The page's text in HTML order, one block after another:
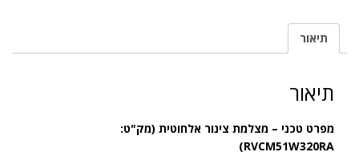
תיאור
תיאור
מפרט טכני – מצלמת צינור אלחוטית (מק"ט:
RVCM51W320RA)